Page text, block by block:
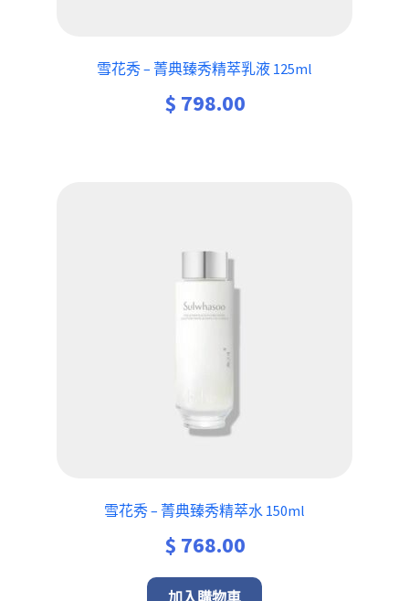
雪花秀 – 菁典臻秀精萃乳液 125ml
$ 798.00
雪花秀 – 菁典臻秀精萃水 150ml
$ 768.00
加入購物車